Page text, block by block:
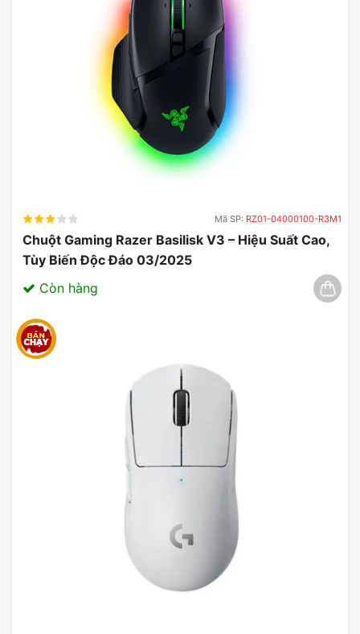
Mã SP: RZ01-04000100-R3M1
Chuột Gaming Razer Basilisk V3 – Hiệu Suất Cao,
Tùy Biến Độc Đáo 03/2025
Còn hàng